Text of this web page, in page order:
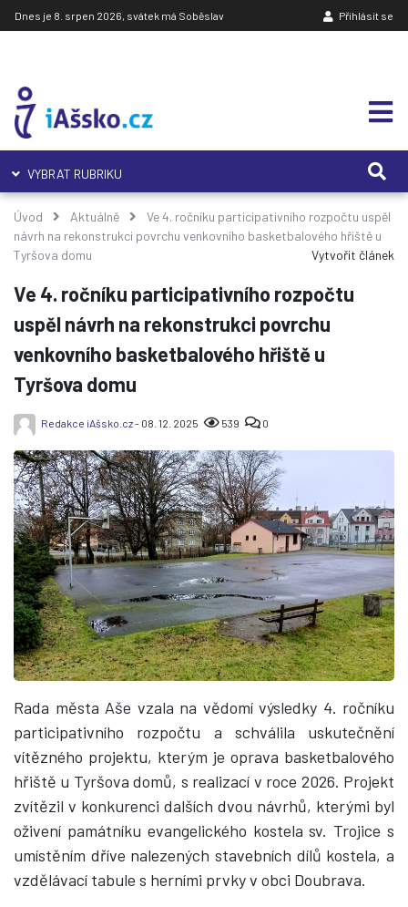
Dnes je 8. srpen 2026, svátek má Soběslav Přihlásit se
VYBRAT RUBRIKU
Úvod Aktuálně
Ve 4. ročníku participativního rozpočtu uspěl
návrh na rekonstrukci povrchu venkovního basketbalového hřiště u
Tyršova domu
Vytvořit článek
Ve 4. ročníku participativního rozpočtu
uspěl návrh na rekonstrukci povrchu
venkovního basketbalového hřiště u
Tyršova domu
Redakce iAšsko.cz- 08. 12. 2025 539 0
Rada města Aše vzala na vědomí výsledky 4. ročníku
participativního rozpočtu a schválila uskutečnění
vítězného projektu, kterým je oprava basketbalového
hřiště u Tyršova domů, s realizací v roce 2026. Projekt
zvítězil v konkurenci dalších dvou návrhů, kterými byl
oživení památníku evangelického kostela sv. Trojice s
umístěním dříve nalezených stavebních dílů kostela, a
vzdělávací tabule s herními prvky v obci Doubrava.